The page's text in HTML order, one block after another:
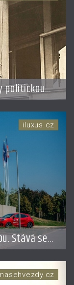
politickou
marně
Stává se
iluxus.cz
nasehvezdy.cz